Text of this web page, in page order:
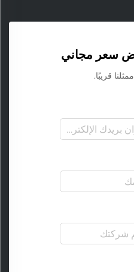
سعر مجاني
قريبًا.